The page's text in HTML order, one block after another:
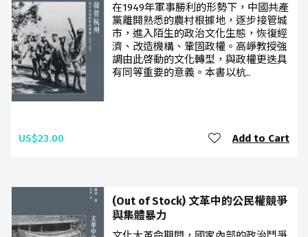
在1949年軍事勝利的形勢下，中國共產
黨離開熟悉的農村根據地，逐步接管城
市，進入陌生的政治文化生態，恢復經
濟、改造機構、鞏固政權。高崢教授強
調由此啓動的文化轉型，與政權更迭具
有同等重要的意義。本書以杭..
US$23.00 Add to Cart
(Out of Stock) 文革中的公民權競爭
與集體暴力